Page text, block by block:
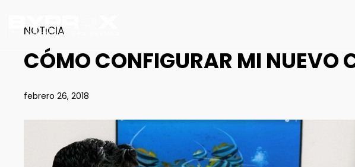
NOTICIA
CÓMO CONFIGURAR MI NUEVO
febrero 26, 2018